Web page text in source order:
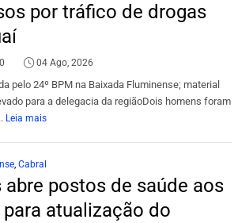
por tráfico de drogas
0 04 Ago, 2026
pelo 24º BPM na Baixada Fluminense; material
para a delegacia da regiãoDois homens foram
Leia mais
, Cabral
abre postos de saúde aos
atualização do